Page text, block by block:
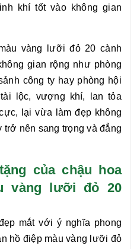
khí tốt vào không gian
vàng lưỡi đỏ 20 cành
gian rộng như phòng
công ty hay phòng hội
lộc, vượng khí, lan tỏa
lại vừa làm đẹp không
nên sang trọng và đẳng
của chậu hoa
vàng lưỡi đỏ 20
mắt với ý nghĩa phong
hồ điệp màu vàng lưỡi đỏ